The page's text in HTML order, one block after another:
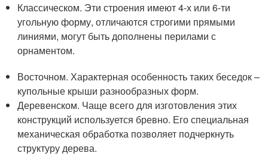
Классическом. Эти строения имеют 4-х или 6-ти
угольную форму, отличаются строгими прямыми
линиями, могут быть дополнены перилами с
орнаментом.
Восточном. Характерная особенность таких беседок –
купольные крыши разнообразных форм.
Деревенском. Чаще всего для изготовления этих
конструкций используется бревно. Его специальная
механическая обработка позволяет подчеркнуть
структуру дерева.